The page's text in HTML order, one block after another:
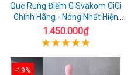
Que Rung Điểm G Svakom CiCi
Chính Hãng - Nóng Nhất Hiện
Nay
1.450.000₫
-19%